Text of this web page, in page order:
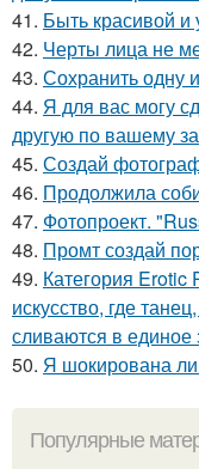
41. Быть красивой и
42. Черты лица не
43. Сохранить одну
44. Я для вас могу
другую по вашему
45. Создай
46. Продолжила
47. Фотопроект.
48. Промт создай
49. Категория Erotic
искусство, где
сливаются в
50. Я шокирована ли
Популярные